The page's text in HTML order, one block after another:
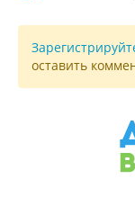
оставить